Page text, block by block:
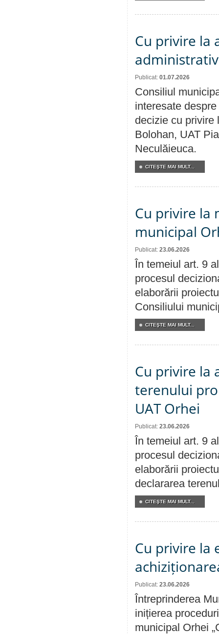
Cu privire la
Publicat: 01.07.2026
Consiliul
interesate
decizie cu privire
Bolohan, UAT
Neculăieuca.
CITEŞTE MAI MULT...
Cu privire la
municipal
Publicat: 23.06.2026
În temeiul art. 9
procesul
elaborării
Consiliului
CITEŞTE MAI MULT...
Cu privire la
terenului
UAT Orhei
Publicat: 23.06.2026
În temeiul art. 9
procesul
elaborării
declararea
CITEŞTE MAI MULT...
Cu privire la
Publicat: 23.06.2026
Întreprinderea
inițierea
municipal Orhei